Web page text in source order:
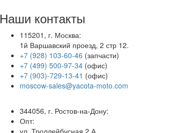
Наши контакты
115201, г. Москва:
1й Варшавский проезд, 2 стр 12.
+7 (928) 103-60-46 (запчасти)
+7 (499) 500-97-34(офис)
+7 (903)-729-13-41 (офис)
moscow-sales@yacota-moto.com
344056, г. Ростов-на-Дону:
Опт:
ул. Троллейбусная 2 А